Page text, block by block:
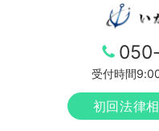
受付時間
初回法律